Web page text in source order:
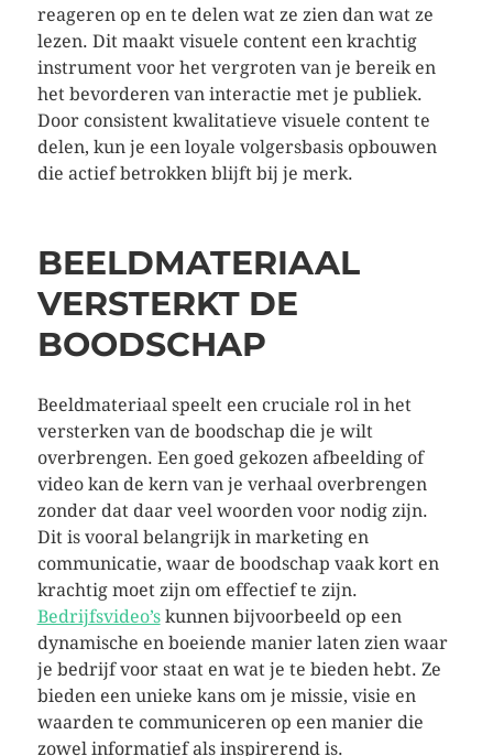
reageren op en te delen wat ze zien dan wat ze
lezen. Dit maakt visuele content een krachtig
instrument voor het vergroten van je bereik en
het bevorderen van interactie met je publiek.
Door consistent kwalitatieve visuele content te
delen, kun je een loyale volgersbasis opbouwen
die actief betrokken blijft bij je merk.
BEELDMATERIAAL
VERSTERKT DE
BOODSCHAP
Beeldmateriaal speelt een cruciale rol in het
versterken van de boodschap die je wilt
overbrengen. Een goed gekozen afbeelding of
video kan de kern van je verhaal overbrengen
zonder dat daar veel woorden voor nodig zijn.
Dit is vooral belangrijk in marketing en
communicatie, waar de boodschap vaak kort en
krachtig moet zijn om effectief te zijn.
Bedrijfsvideo’skunnen bijvoorbeeld op een
dynamische en boeiende manier laten zien waar
je bedrijf voor staat en wat je te bieden hebt. Ze
bieden een unieke kans om je missie, visie en
waarden te communiceren op een manier die
zowel informatief als inspirerend is.